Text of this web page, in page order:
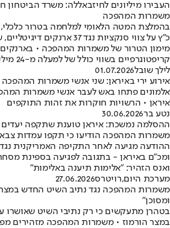
העבירו מיליונים לחיזבאללה: משרד הביטחון
משמרות המהפכה
בהמלצת המטה הלאומי למלחמה בטרור
כ"ץ על צווי סנקציות נגד 37
מימון הטרור של משמרות המהפכה •
קריפטוגרפיים בשווי כולל של למעלה מ-24 מיליון שקלים
לילך שובל01.07.2026
אירוע ירי באיראן: שני אנשי משמרות המהפכה
אלמונים פתחו באש לעבר אנשי משמרות
איראן • הרשויות חוקרות את זהות התוקפים
נטע בר30.06.2026
ההסלמה נמשכת: איראן טוענת שתקפה יעדים
משמרות המהפכה הודיעו כי תקפו עמדות
ההודעה מגיעה לאחר התקיפה האמריקנית
ומכ"ם באיראן - בתגובה לפגיעה בספינת
ואנס הזהיר: "אלימות תיענה באלימות"
מערכת היום,רויטרס27.06.2026
משמרות המהפכה נגד נתיב השיט החדש במצר
ומסוכן"
בטהרן מתעקשים כי רק נתיבי השיט שאושרו
במצר הורמוז • משמרות המהפכה מזהירים